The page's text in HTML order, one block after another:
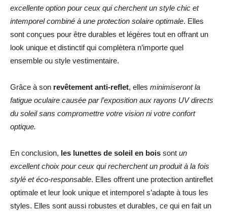
excellente option pour ceux qui cherchent un style chic et
intemporel combiné à une protection solaire optimale. Elles
sont conçues pour être durables et légères tout en offrant un
look unique et distinctif qui complètera n’importe quel
ensemble ou style vestimentaire.
Grâce à son revêtement anti-reflet, elles minimiseront la
fatigue oculaire causée par l’exposition aux rayons UV directs
du soleil sans compromettre votre vision ni votre confort
optique.
En conclusion, les lunettes de soleil en bois sont un
excellent choix pour ceux qui recherchent un produit à la fois
stylé et éco-responsable. Elles offrent une protection antireflet
optimale et leur look unique et intemporel s’adapte à tous les
styles. Elles sont aussi robustes et durables, ce qui en fait un